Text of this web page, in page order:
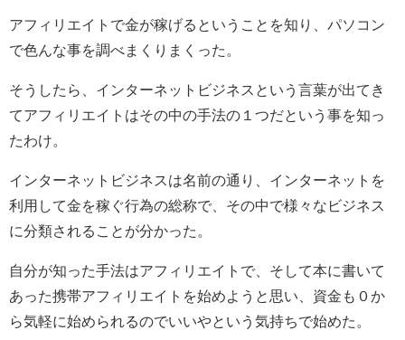
アフィリエイトで金が稼げるということを知り、パソコン
で色んな事を調べまくりまくった。
そうしたら、インターネットビジネスという言葉が出てき
てアフィリエイトはその中の手法の１つだという事を知っ
たわけ。
インターネットビジネスは名前の通り、インターネットを
利用して金を稼ぐ行為の総称で、その中で様々なビジネス
に分類されることが分かった。
自分が知った手法はアフィリエイトで、そして本に書いて
あった携帯アフィリエイトを始めようと思い、資金も０か
ら気軽に始められるのでいいやという気持ちで始めた。